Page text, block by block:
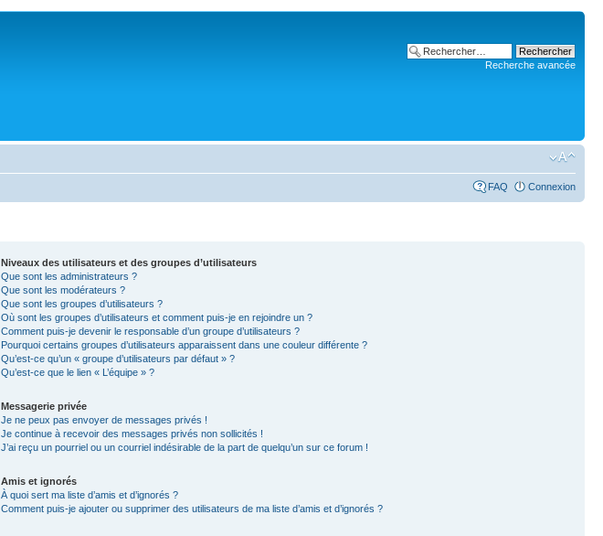
Recherche avancée
FAQ Connexion
Niveaux des utilisateurs et des groupes d’utilisateurs
Que sont les administrateurs ?
Que sont les modérateurs ?
Que sont les groupes d’utilisateurs ?
Où sont les groupes d’utilisateurs et comment puis-je en rejoindre un ?
Comment puis-je devenir le responsable d’un groupe d’utilisateurs ?
Pourquoi certains groupes d’utilisateurs apparaissent dans une couleur différente ?
Qu’est-ce qu’un « groupe d’utilisateurs par défaut » ?
Qu’est-ce que le lien « L’équipe » ?
Messagerie privée
Je ne peux pas envoyer de messages privés !
Je continue à recevoir des messages privés non sollicités !
J’ai reçu un pourriel ou un courriel indésirable de la part de quelqu’un sur ce forum !
Amis et ignorés
À quoi sert ma liste d’amis et d’ignorés ?
Comment puis-je ajouter ou supprimer des utilisateurs de ma liste d’amis et d’ignorés ?